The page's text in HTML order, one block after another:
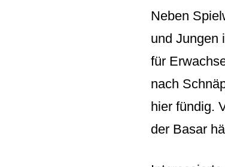
Neben
und Jungen
für
nach
hier fündig.
der Basar